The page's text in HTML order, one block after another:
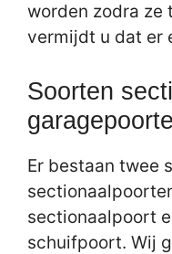
worden zodra ze
vermijdt u dat er
Soorten
Er bestaan twee
sectionaalpoort
schuifpoort. Wij